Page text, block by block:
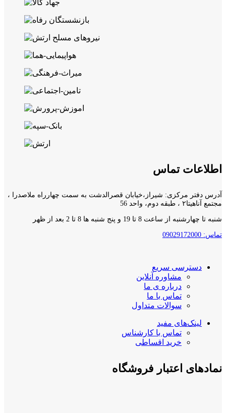
اطلاعات تماس
آدرس دفتر مرکزی: شیراز،خیابان قصرالدشت به سمت چهارراه ملاصدرا ،
مجتمع آناهیتا۲ ، طبقه دوم، واحد 56
شنبه تا چهارشنبه از ساعت 8 تا 19 و پنج شنبه ها 8 تا 2 بعد از ظهر
تماس: 09029172000
دسترسی سریع
مشاوره آنلاین
درباره ی ما
تماس با ما
سوالات متداول
لینک‌های مفید
تماس با کارشناس
خرید اقساطی
نمادهای اعتبار فروشگاه